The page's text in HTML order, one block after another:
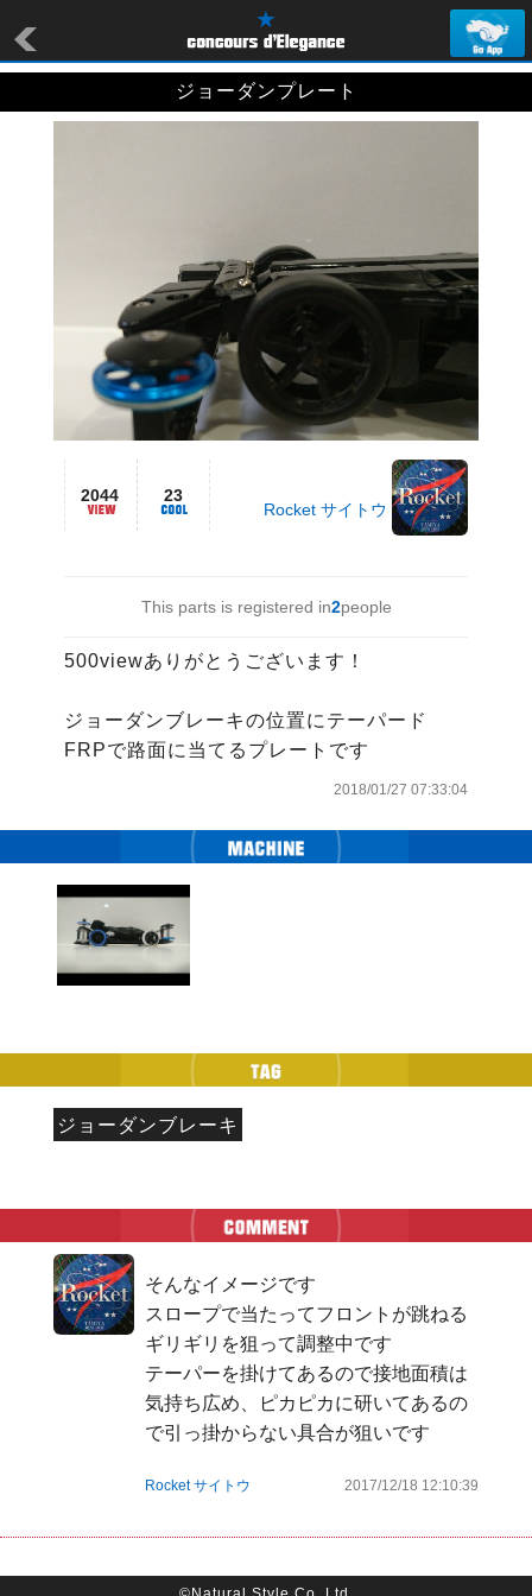
ジョーダンプレート
2044 23
Rocket サイトウ
This parts is registered in2people
500viewありがとうございます！
ジョーダンブレーキの位置にテーパード
FRPで路面に当てるプレートです
2018/01/27 07:33:04
ジョーダンブレーキ
そんなイメージです
スロープで当たってフロントが跳ねる
ギリギリを狙って調整中です
テーパーを掛けてあるので接地面積は
気持ち広め、ピカピカに研いてあるの
で引っ掛からない具合が狙いです
Rocket サイトウ 2017/12/18 12:10:39